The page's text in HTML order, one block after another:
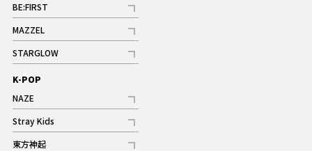
BE:FIRST
記事
ギャラリー
MAZZEL
記事
ギャラリー
STARGLOW
記事
K-POP
NAZE
記事
Stray Kids
記事
東方神起